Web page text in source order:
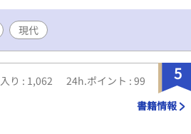
現代
5
り : 1,062 24h.ポイント : 99
書籍情報